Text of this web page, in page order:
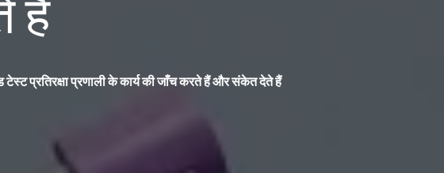
हैं
प्रतिरक्षा प्रणाली के कार्य की जाँच करते हैं और संकेत देते हैं